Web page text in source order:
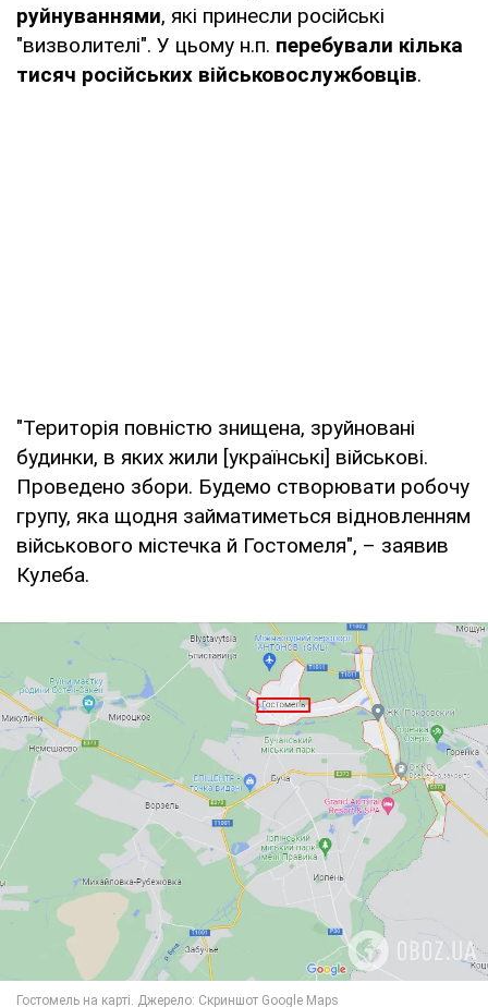
руйнуваннями, які принесли російські
"визволителі". У цьому н.п. перебували кілька
тисяч російських військовослужбовців.
"Територія повністю знищена, зруйновані
будинки, в яких жили [українські] військові.
Проведено збори. Будемо створювати робочу
групу, яка щодня займатиметься відновленням
військового містечка й Гостомеля", – заявив
Кулеба.